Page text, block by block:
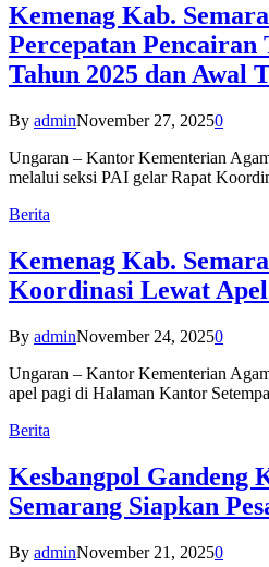
Kemenag Kab.
Percepatan
Tahun 2025 dan Awal
By adminNovember 27, 20250
Ungaran – Kantor Kementerian
melalui seksi PAI gelar Rapat
Berita
Kemenag Kab.
Koordinasi Lewat
By adminNovember 24, 20250
Ungaran – Kantor Kementerian
apel pagi di Halaman Kantor
Berita
Kesbangpol Gandeng
Semarang Siapkan
By adminNovember 21, 20250